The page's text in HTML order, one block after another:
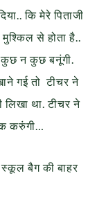
कि मेरे पिताजी
से होता है..
न कुछ बनूंगी.
गई तो टीचर ने
लिखा था. टीचर ने
करुंगी…
स्कूल बैग की बाहर